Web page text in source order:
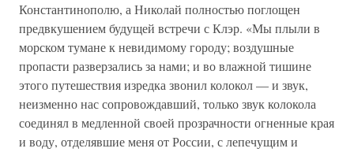
Константинополю, а Николай полностью поглощен
предвкушением будущей встречи с Клэр. «Мы плыли в
морском тумане к невидимому городу; воздушные
пропасти разверзались за нами; и во влажной тишине
этого путешествия изредка звонил колокол — и звук,
неизменно нас сопровождавший, только звук колокола
соединял в медленной своей прозрачности огненные края
и воду, отделявшие меня от России, с лепечущим и